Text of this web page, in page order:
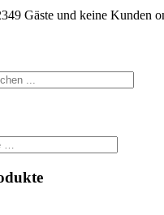
Gäste und keine Kunden